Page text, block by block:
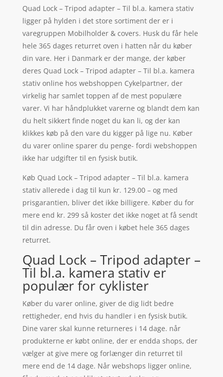
Quad Lock – Tripod adapter – Til bl.a. kamera stativ
ligger på hylden i det store sortiment der er i
varegruppen Mobilholder & covers. Husk du får hele
hele 365 dages returret oven i hatten når du køber
din vare. Her i Danmark er der mange, der køber
deres Quad Lock – Tripod adapter – Til bl.a. kamera
stativ online hos webshoppen Cykelpartner, der
virkelig har samlet toppen af de mest populære
varer. Vi har håndplukket varerne og blandt dem kan
du helt sikkert finde noget du kan li, og der kan
klikkes køb på den vare du kigger på lige nu. Køber
du varer online sparer du penge- fordi webshoppen
ikke har udgifter til en fysisk butik.
Køb Quad Lock – Tripod adapter – Til bl.a. kamera
stativ allerede i dag til kun kr. 129.00 – og med
prisgarantien, bliver det ikke billigere. Køber du for
mere end kr. 299 så koster det ikke noget at få sendt
til din adresse. Du får oven i købet hele 365 dages
returret.
Quad Lock – Tripod adapter –
Til bl.a. kamera stativ er
populær for cyklister
Køber du varer online, giver de dig lidt bedre
rettigheder, end hvis du handler i en fysisk butik.
Dine varer skal kunne returneres i 14 dage. når
produkterne er købt online, der er endda shops, der
vælger at give mere og forlænger din returret til
mere end de 14 dage. Når webshops ligger online,